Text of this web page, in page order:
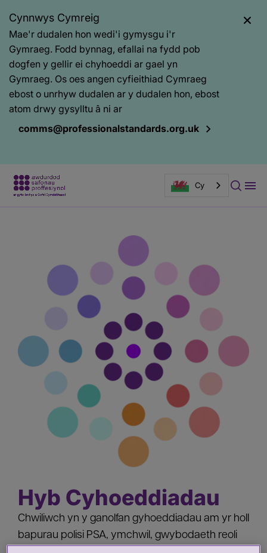
Cynnwys Cymreig
Mae'r dudalen hon wedi'i gymysgu i'r
Gymraeg. Fodd bynnag, efallai na fydd pob
dogfen y gellir ei chyhoeddi ar gael yn
Gymraeg. Os oes angen cyfieithiad Cymraeg
ebost o unrhyw dudalen ar y dudalen hon, ebost
atom drwy gysylltu â ni ar
comms@professionalstandards.org.uk
Cy
Hyb Cyhoeddiadau
Chwiliwch yn y ganolfan gyhoeddiadau am yr holl
bapurau polisi PSA, ymchwil, gwybodaeth reoli